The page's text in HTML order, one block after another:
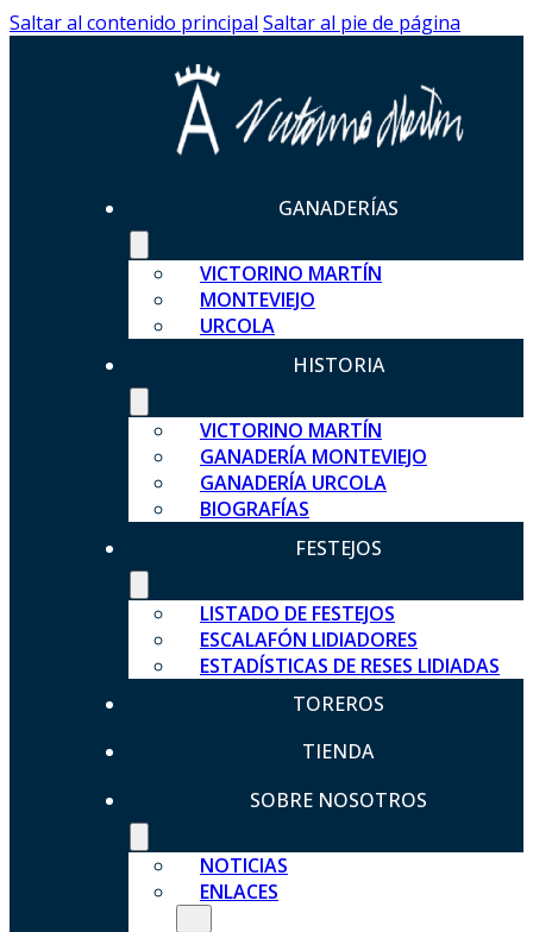
Saltar al contenido principal Saltar al pie de página
GANADERÍAS
VICTORINO MARTÍN
MONTEVIEJO
URCOLA
HISTORIA
VICTORINO MARTÍN
GANADERÍA MONTEVIEJO
GANADERÍA URCOLA
BIOGRAFÍAS
FESTEJOS
LISTADO DE FESTEJOS
ESCALAFÓN LIDIADORES
ESTADÍSTICAS DE RESES LIDIADAS
TOREROS
TIENDA
SOBRE NOSOTROS
NOTICIAS
ENLACES